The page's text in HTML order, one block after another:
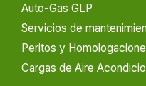
Auto-Gas GLP
Servicios de
Peritos y
Cargas de Aire